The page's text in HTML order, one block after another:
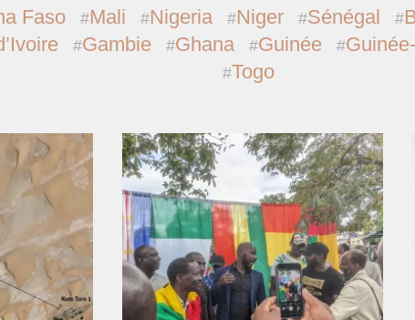
Faso Mali Nigeria Niger Sénégal
Gambie Ghana Guinée
Togo